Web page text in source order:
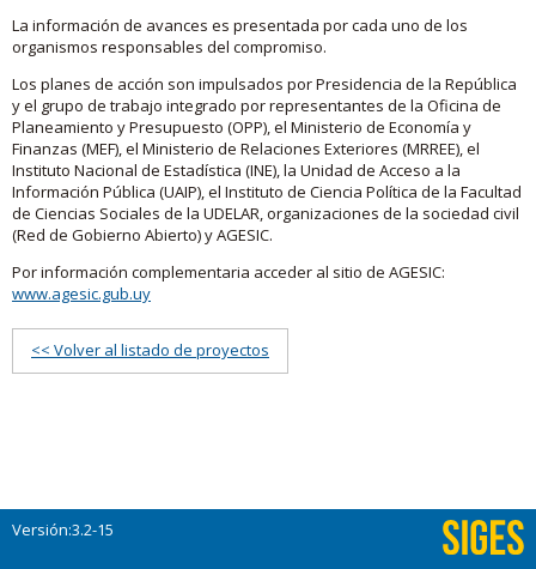
La información de avances es presentada por cada uno de los
organismos responsables del compromiso.
Los planes de acción son impulsados por Presidencia de la República
y el grupo de trabajo integrado por representantes de la Oficina de
Planeamiento y Presupuesto (OPP), el Ministerio de Economía y
Finanzas (MEF), el Ministerio de Relaciones Exteriores (MRREE), el
Instituto Nacional de Estadística (INE), la Unidad de Acceso a la
Información Pública (UAIP), el Instituto de Ciencia Política de la Facultad
de Ciencias Sociales de la UDELAR, organizaciones de la sociedad civil
(Red de Gobierno Abierto) y AGESIC.
Por información complementaria acceder al sitio de AGESIC:
www.agesic.gub.uy
<< Volver al listado de proyectos
Versión:3.2-15